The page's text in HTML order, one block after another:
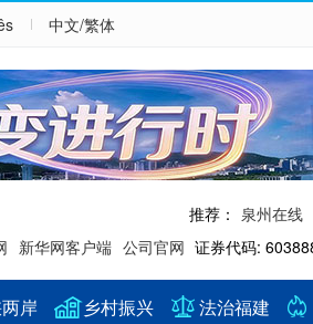
中文/繁体
推荐： 泉州在线
新华网客户端 公司官网 证券代码:
岸 乡村振兴 法治福建